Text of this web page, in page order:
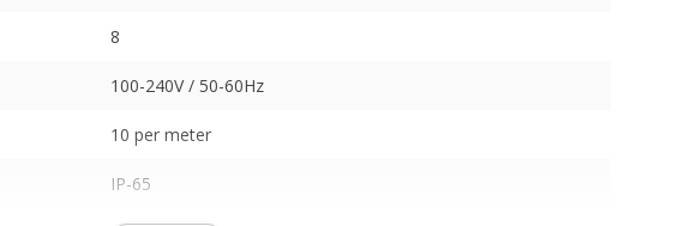
8
100-240V / 50-60Hz
10 per meter
IP-65